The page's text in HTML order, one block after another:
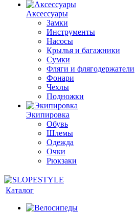
Аксессуары
Замки
Инструменты
Насосы
Крылья и багажники
Сумки
Фляги и флягодержатели
Фонари
Чехлы
Подножки
Экипировка
Обувь
Шлемы
Одежда
Очки
Рюкзаки
Каталог